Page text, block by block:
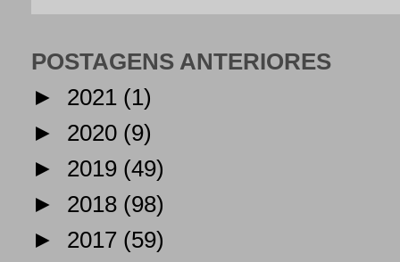
POSTAGENS ANTERIORES
► 2021 (1)
► 2020 (9)
► 2019 (49)
► 2018 (98)
► 2017 (59)